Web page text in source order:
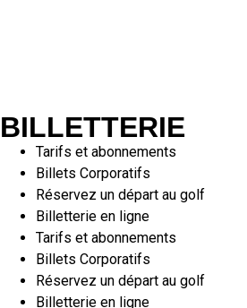
BILLETTERIE
Tarifs et abonnements
Billets Corporatifs
Réservez un départ au golf
Billetterie en ligne
Tarifs et abonnements
Billets Corporatifs
Réservez un départ au golf
Billetterie en ligne